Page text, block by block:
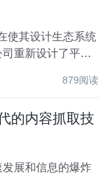
使其设计生态系统
重新设计了平
和安全性控制。
879阅读
的内容抓取技
展和信息的爆炸